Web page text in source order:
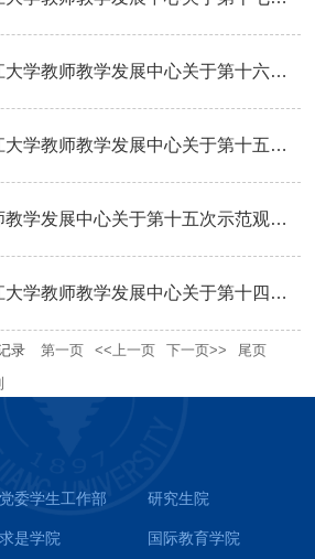
浙江大学教师教学发展中心关于第十六次示范课程观摩学习的通知
浙江大学教师教学发展中心关于第十五次示范观摩学习的通知
教师教学发展中心关于第十五次示范观摩学习的通知
浙江大学教师教学发展中心关于第十四次示范课程观摩学习的通知
录 第一页 <<上一页 下一页>>
尾页
党委学生工作部 研究生院
求是学院 国际教育学院